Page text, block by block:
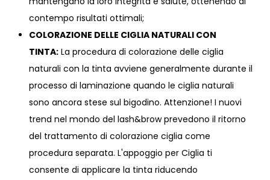
contempo risultati ottimali;
COLORAZIONE DELLE CIGLIA NATURALI CON
TINTA: La procedura di colorazione delle ciglia
naturali con la tinta avviene generalmente durante il
processo di laminazione quando le ciglia naturali
sono ancora stese sul bigodino. Attenzione! I nuovi
trend nel mondo del lash&brow prevedono il ritorno
del trattamento di colorazione ciglia come
procedura separata. L'appoggio per Ciglia ti
consente di applicare la tinta riducendo